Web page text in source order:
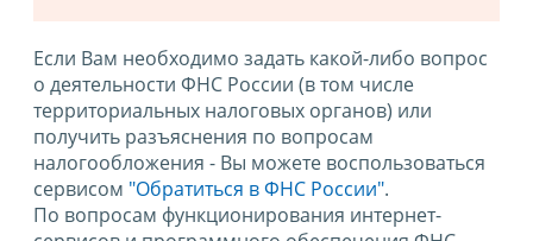
Если Вам необходимо задать какой-либо вопрос
о деятельности ФНС России (в том числе
территориальных налоговых органов) или
получить разъяснения по вопросам
налогообложения - Вы можете воспользоваться
сервисом "Обратиться в ФНС России".
По вопросам функционирования интернет-